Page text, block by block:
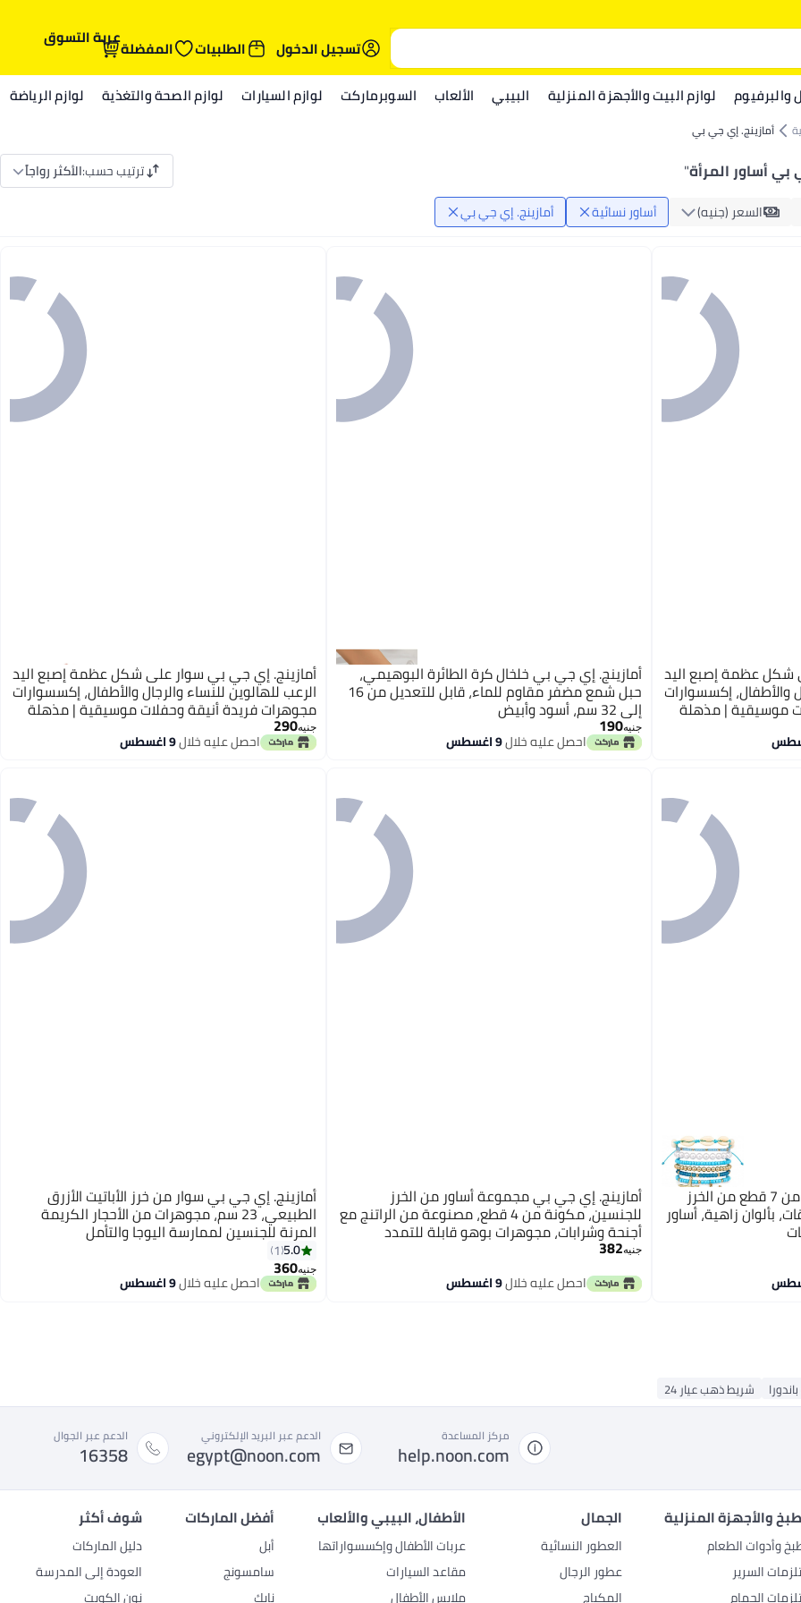
تسجيل الدخول
الطلبيات المفضلةعربة التسوق
والبرفيوم لوازم البيت والأجهزة المنزلية البيبي الألعاب السوبرماركت لوازم السيارات لوازم الصحة والتغذية لوازم الرياضة
أمازينج. إي جي بي
بي أساور المرأة" ترتيب حسب:الأكثر رواجاً
السعر (جنيه) أساور نسائية أمازينج. إي جي بي
شكل عظمة إصبع اليد
والأطفال، إكسسوارات
موسيقية | مذهلة
أمازينج. إي جي بي خلخال كرة الطائرة البوهيمي،
حبل شمع مضفر مقاوم للماء، قابل للتعديل من 16
إلى 32 سم، أسود وأبيض
جنيه190
احصل عليه خلال9 اغسطس
أمازينج. إي جي بي سوار على شكل عظمة إصبع اليد
الرعب للهالوين للنساء والرجال والأطفال، إكسسوارات
مجوهرات فريدة أنيقة وحفلات موسيقية | مذهلة
جنيه| مع سوار معصم دائري قابل للتعديل مجوهرات
بانك مصنوعة يدويًا (ذهبي)
جنيه290
احصل عليه خلال9 اغسطس
أمازينج. إي جي بي مجموعة من 7 قطع من الخرز
بألوان زاهية، أساور
أمازينج. إي جي بي مجموعة أساور من الخرز
للجنسين، مكونة من 4 قطع، مصنوعة من الراتنج مع
أجنحة وشرابات، مجوهرات بوهو قابلة للتمدد
جنيه382
احصل عليه خلال9 اغسطس
أمازينج. إي جي بي سوار من خرز الأباتيت الأزرق
الطبيعي، 23 سم، مجوهرات من الأحجار الكريمة
المرنة للجنسين لممارسة اليوجا والتأمل
5.0
1
جنيه360
احصل عليه خلال9 اغسطس
شريط ذهب عيار 24
مركز المساعدة
help.noon.com
الدعم عبر البريد الإلكتروني
egypt@noon.com
الدعم عبر الجوال
16358
والأجهزة المنزلية
وأدوات الطعام
السرير
الحمام
الجمال
العطور النسائية
عطور الرجال
المكياج
الأطفال، البيبي والألعاب
عربات الأطفال وإكسسواراتها
مقاعد السيارات
ملابس الأطفال
أفضل الماركات
أبل
سامسونج
نايك
شوف أكثر
دليل الماركات
العودة إلى المدرسة
نون الكويت